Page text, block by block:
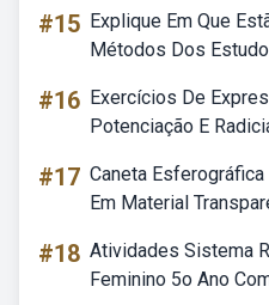
#15 Explique Em Que
Métodos Dos
#16 Exercícios De
Potenciação E
#17 Caneta
Em Material
#18 Atividades Sistema
Feminino 5o Ano